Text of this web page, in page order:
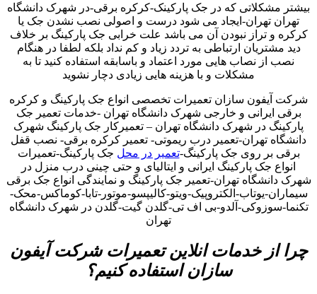
بیشتر مشکلاتی که در جک پارکینک-کرکره برقی-در شهرک دانشگاه
تهران تهران-ایجاد می شود درست و اصولی نصب نشدن جک یا
کرکره و تراز نبودن آن می باشد علت خرابی جک پارکینگ بر خلاف
دید مشتریان ارتباطی به تردد زیاد و کم نداد بلکه لطفا در هنگام
نصب از نصاب هایی مورد اعتماد و باسابقه استفاده کنید تا به
مشکلات و با هزینه هایی زیادی دچار نشوید
شرکت آیفون سازان تعمیرات تخصصی انواع جک پارکینگ و کرکره
برقی ایرانی و خارجی شهرک دانشگاه تهران -خدمات تعمیر جک
پارکینگ در شهرک دانشگاه تهران – تعمیرکار جک پارکینگ شهرک
دانشگاه تهران-تعمیر درب ریموتی- تعمیر کرکره برقی- نصب قفل
برقی بر روی جک پارکینگ-تعمیر در محل جک پارکینگ-تعمیرات
انواع جک پارکینگ ایرانی و ایتالیای و حتی چینی درب منزل در
شهرک دانشگاه تهران-تعمیر جک پارکینگ و نمایندگی انواع جک برقی
سیماران-یوتاب-الکتروپیک-ویتو-کالیپسو-موتور-تابا-کوماکس-محک-
تکنما-سوزوکی-آلدو-بی اف تی-گلدن گیت-گلدن در شهرک دانشگاه
تهران
چرا از خدمات انلاین تعمیرات شرکت آیفون
سازان استفاده کنیم؟